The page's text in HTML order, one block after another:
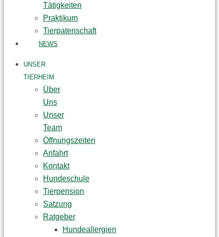
Tätigkeiten
Praktikum
Tierpatenschaft
NEWS
UNSER
TIERHEIM
Über
Uns
Unser
Team
Öffnungszeiten
Anfahrt
Kontakt
Hundeschule
Tierpension
Satzung
Ratgeber
Hundeallergien